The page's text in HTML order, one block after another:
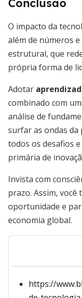
Conclusão
O impacto da
além de números
estrutural, que
própria forma de
Adotar
combinado com
análise de
surfar as ondas da
todos os desafios
primária de
Invista com
prazo. Assim,
oportunidade e
economia global.
https://